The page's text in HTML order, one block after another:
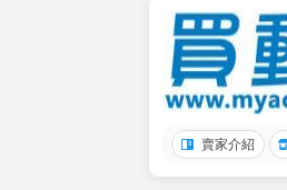
賣家介紹